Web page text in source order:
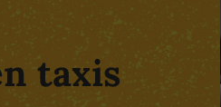
taxis